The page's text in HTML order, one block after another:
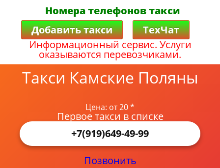
Номера телефонов такси
Добавить такси
ТехЧат
Информационный сервис. Услуги
оказываются перевозчиками.
Такси Камские Поляны
Цена: от 20 *
Первое такси в списке
+7(919)649-49-99
Позвонить